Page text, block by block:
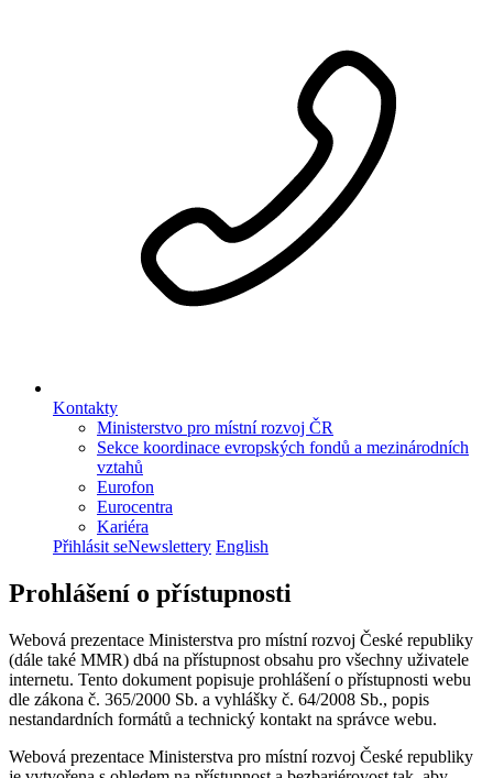
Kontakty
Ministerstvo pro místní rozvoj ČR
Sekce koordinace evropských fondů a mezinárodních
vztahů
Eurofon
Eurocentra
Kariéra
Přihlásit seNewslettery English
Prohlášení o přístupnosti
Webová prezentace Ministerstva pro místní rozvoj České republiky
(dále také MMR) dbá na přístupnost obsahu pro všechny uživatele
internetu. Tento dokument popisuje prohlášení o přístupnosti webu
dle zákona č. 365/2000 Sb. a vyhlášky č. 64/2008 Sb., popis
nestandardních formátů a technický kontakt na správce webu.
Webová prezentace Ministerstva pro místní rozvoj České republiky